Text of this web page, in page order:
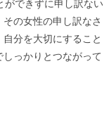
ができずに申し訳ない
の女性の申し訳なさ
分を大切にすること
っかりとつながって